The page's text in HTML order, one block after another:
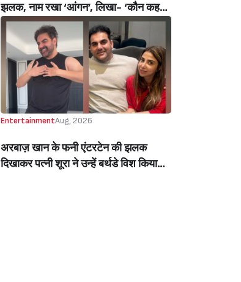
झलक, नाम रखा ‘आंगन’, लिखा- ‘कौन कहता
है सपने पूरे नहीं होते’ (Manisha Rani
Shares Glimpse Of Her Luxurious
New House In Mumbai, Names It
‘Aangan’, Says- ‘Who Says Dreams
Don’t Come True?’)
EntertainmentAug, 2026
अरबाज़ खान के फनी एंटरटेन की झलक
दिखाकर पत्नी शूरा ने उन्हें बर्थडे विश किया